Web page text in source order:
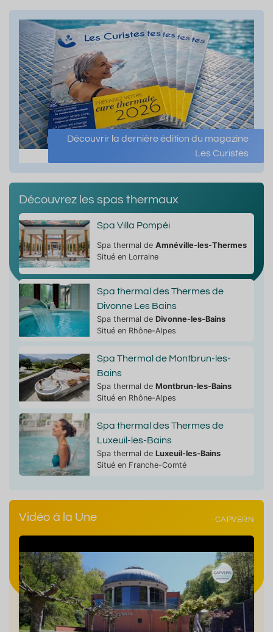
Découvrir la dernière édition du magazine
Les Curistes
Découvrez les spas thermaux
Spa Villa Pompéi
Spa thermal de Amnéville-les-Thermes
Situé en Lorraine
Spa thermal des Thermes de
Divonne Les Bains
Spa thermal de Divonne-les-Bains
Situé en Rhône-Alpes
Spa Thermal de Montbrun-les-
Bains
Spa thermal de Montbrun-les-Bains
Situé en Rhône-Alpes
Spa thermal des Thermes de
Luxeuil-les-Bains
Spa thermal de Luxeuil-les-Bains
Situé en Franche-Comté
Vidéo à la Une CAPVERN